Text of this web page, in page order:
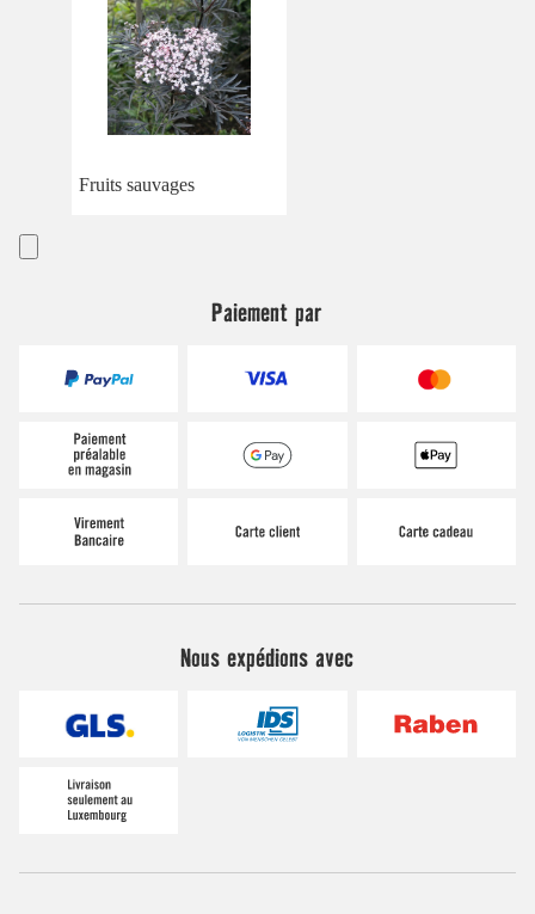
Fruits sauvages
Paiement par
Nous expédions avec